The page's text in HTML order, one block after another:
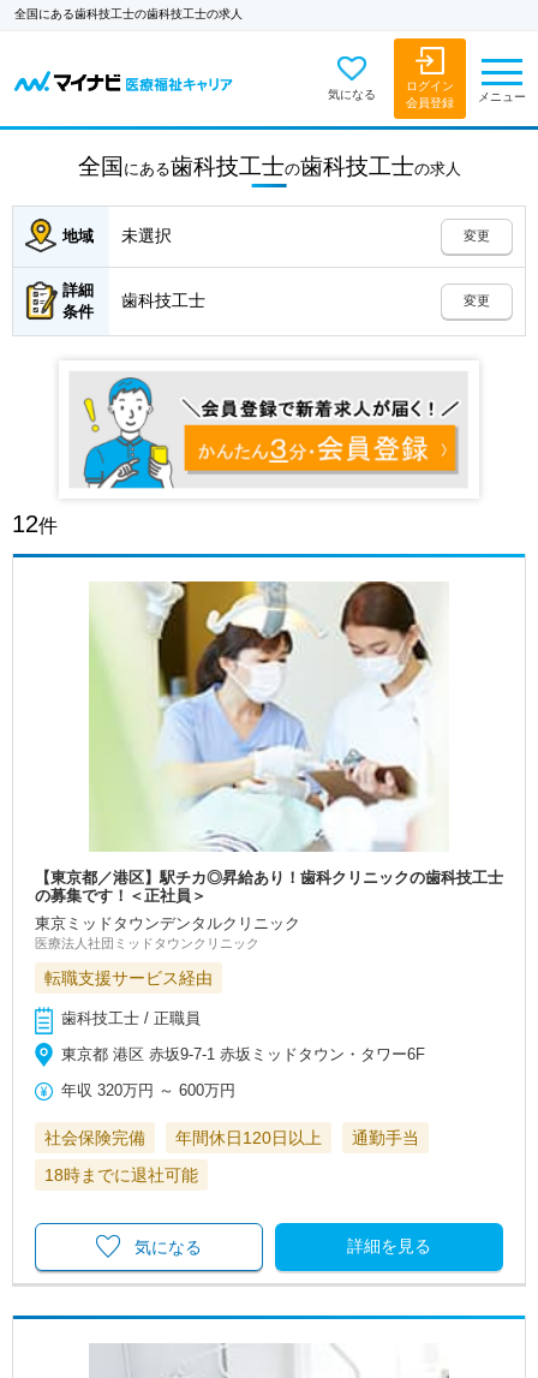
全国にある歯科技工士の歯科技工士の求人
気になる
ログイン
会員登録
メニュー
全国 にある歯科技工士の歯科技工士の求人
地域 未選択 変更
詳細
条件
歯科技工士 変更
12件
【東京都／港区】駅チカ◎昇給あり！歯科クリニックの歯科技工士
の募集です！＜正社員＞
東京ミッドタウンデンタルクリニック
医療法人社団ミッドタウンクリニック
転職支援サービス経由
歯科技工士 / 正職員
東京都 港区 赤坂9-7-1 赤坂ミッドタウン・タワー6F
年収 320万円 ～600万円
社会保険完備 年間休日120日以上
通勤手当
18時までに退社可能
詳細を見る
気になる